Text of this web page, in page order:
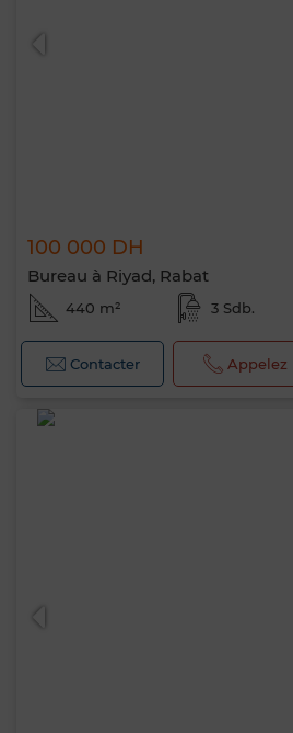
100 000 DH
Bureau à Riyad, Rabat
440 m² 3 Sdb.
Contacter Appelez